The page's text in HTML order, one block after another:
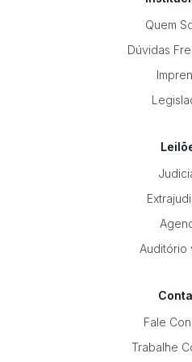
Quem
Dúvidas
Auditório
Fale
Trabalhe